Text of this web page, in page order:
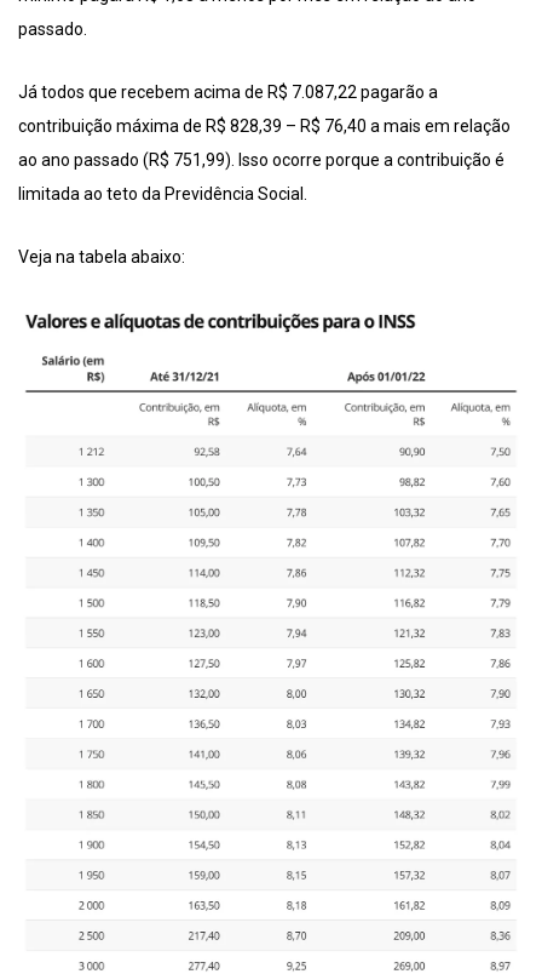
passado.
Já todos que recebem acima de R$ 7.087,22 pagarão a
contribuição máxima de R$ 828,39 – R$ 76,40 a mais em relação
ao ano passado (R$ 751,99). Isso ocorre porque a contribuição é
limitada ao teto da Previdência Social.
Veja na tabela abaixo: